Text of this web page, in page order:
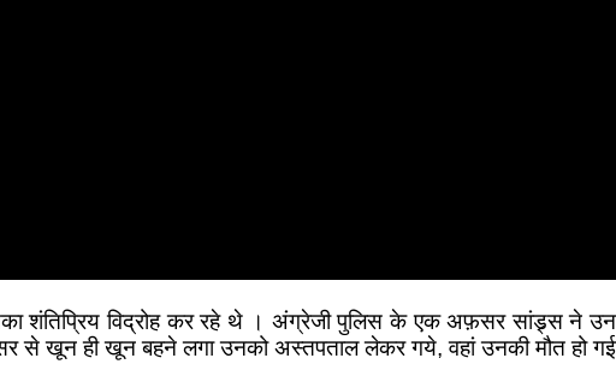
शंतिप्रिय विद्रोह कर रहे थे । अंग्रेजी पुलिस के एक अफ़सर सांड्र्स ने उन
सर से खून ही खून बहने लगा उनको अस्तपताल लेकर गये, वहां उनकी मौत हो गई